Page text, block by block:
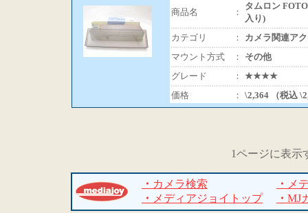
商品名 ：
タムロン
入り)
カテゴリ
：
カメラ関連ア
マウント方式
：
その他
グレード
： ★★★★
価格
： \2,364 （税込
1ページに表示
・ カメラ検索 ・ メ
・ メディアジョイトップ ・ MJ